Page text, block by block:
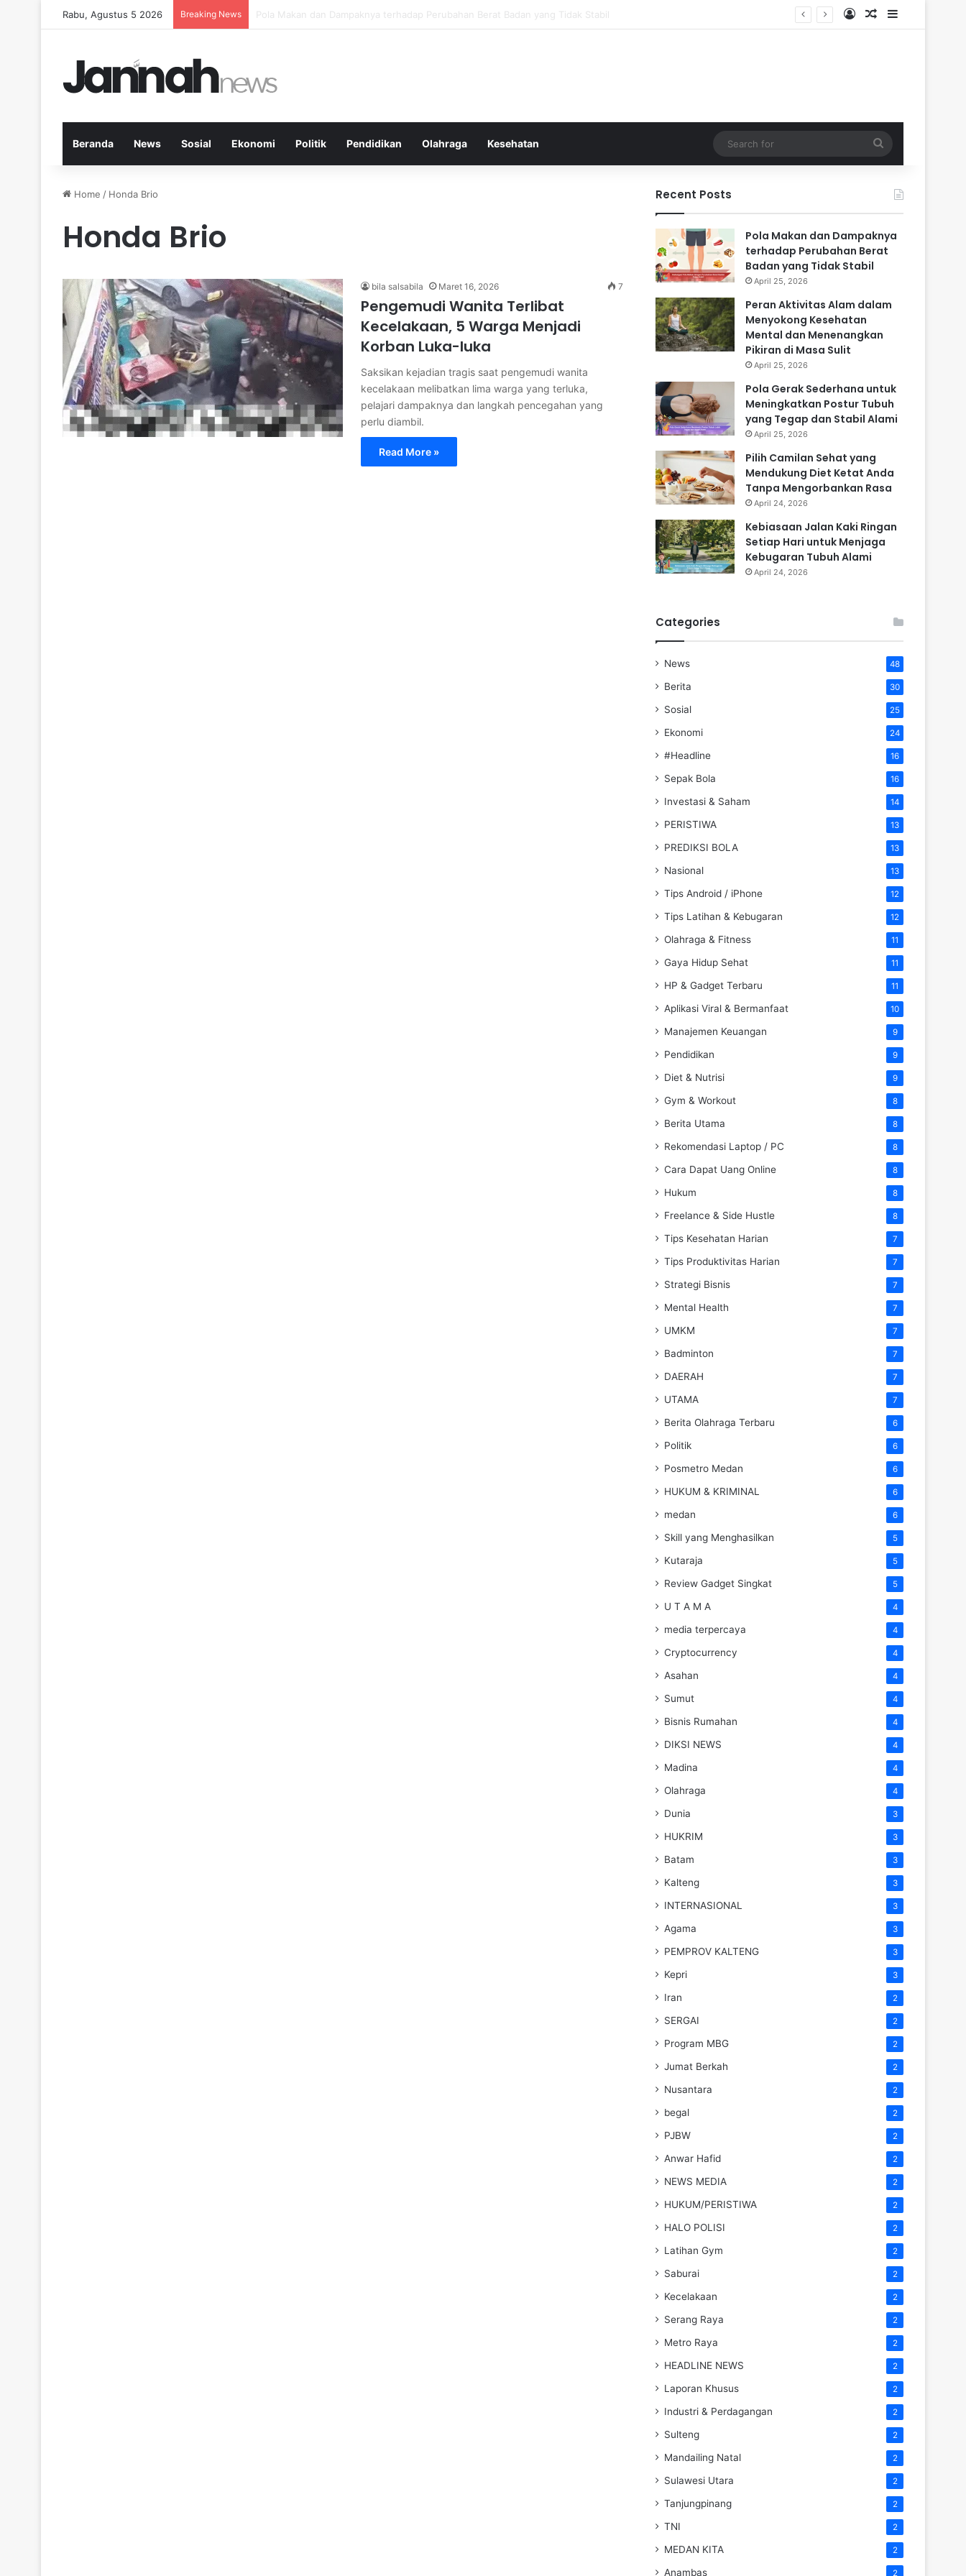
Rabu, Agustus 5 2026 Breaking News Peran Aktivitas Alam dalam Menyokong Kesehatan Mental dan Menenangkan Pikiran di Masa Sulit Log InRandom Article
Sidebar
Beranda News Sosial Ekonomi Politik Pendidikan Olahraga Kesehatan
for
Home / Honda Brio
Honda Brio
bila salsabila Maret 16, 2026 7
Pengemudi Wanita Terlibat
Kecelakaan, 5 Warga Menjadi
Korban Luka-luka
Saksikan kejadian tragis saat pengemudi wanita
kecelakaan melibatkan lima warga yang terluka,
pelajari dampaknya dan langkah pencegahan yang
perlu diambil.
Read More »
Recent Posts
Pola Makan dan Dampaknya
terhadap Perubahan Berat
Badan yang Tidak Stabil
April 25, 2026
Peran Aktivitas Alam dalam
Menyokong Kesehatan
Mental dan Menenangkan
Pikiran di Masa Sulit
April 25, 2026
Pola Gerak Sederhana untuk
Meningkatkan Postur Tubuh
yang Tegap dan Stabil Alami
April 25, 2026
Pilih Camilan Sehat yang
Mendukung Diet Ketat Anda
Tanpa Mengorbankan Rasa
April 24, 2026
Kebiasaan Jalan Kaki Ringan
Setiap Hari untuk Menjaga
Kebugaran Tubuh Alami
April 24, 2026
Categories
News 48
Berita 30
Sosial 25
Ekonomi 24
#Headline 16
Sepak Bola 16
Investasi & Saham 14
PERISTIWA 13
PREDIKSI BOLA 13
Nasional 13
Tips Android / iPhone 12
Tips Latihan & Kebugaran 12
Olahraga & Fitness 11
Gaya Hidup Sehat 11
HP & Gadget Terbaru 11
Aplikasi Viral & Bermanfaat 10
Manajemen Keuangan 9
Pendidikan 9
Diet & Nutrisi 9
Gym & Workout 8
Berita Utama 8
Rekomendasi Laptop / PC 8
Cara Dapat Uang Online 8
Hukum 8
Freelance & Side Hustle 8
Tips Kesehatan Harian 7
Tips Produktivitas Harian 7
Strategi Bisnis 7
Mental Health 7
UMKM 7
Badminton 7
DAERAH 7
UTAMA 7
Berita Olahraga Terbaru 6
Politik 6
Posmetro Medan 6
HUKUM & KRIMINAL 6
medan 6
Skill yang Menghasilkan 5
Kutaraja 5
Review Gadget Singkat 5
U T A M A 4
media terpercaya 4
Cryptocurrency 4
Asahan 4
Sumut 4
Bisnis Rumahan 4
DIKSI NEWS 4
Madina 4
Olahraga 4
Dunia 3
HUKRIM 3
Batam 3
Kalteng 3
INTERNASIONAL 3
Agama 3
PEMPROV KALTENG 3
Kepri 3
Iran 2
SERGAI 2
Program MBG 2
Jumat Berkah 2
Nusantara 2
begal 2
PJBW 2
Anwar Hafid 2
NEWS MEDIA 2
HUKUM/PERISTIWA 2
HALO POLISI 2
Latihan Gym 2
Saburai 2
Kecelakaan 2
Serang Raya 2
Metro Raya 2
HEADLINE NEWS 2
Laporan Khusus 2
Industri & Perdagangan 2
Sulteng 2
Mandailing Natal 2
Sulawesi Utara 2
Tanjungpinang 2
TNI 2
MEDAN KITA 2
Anambas 2